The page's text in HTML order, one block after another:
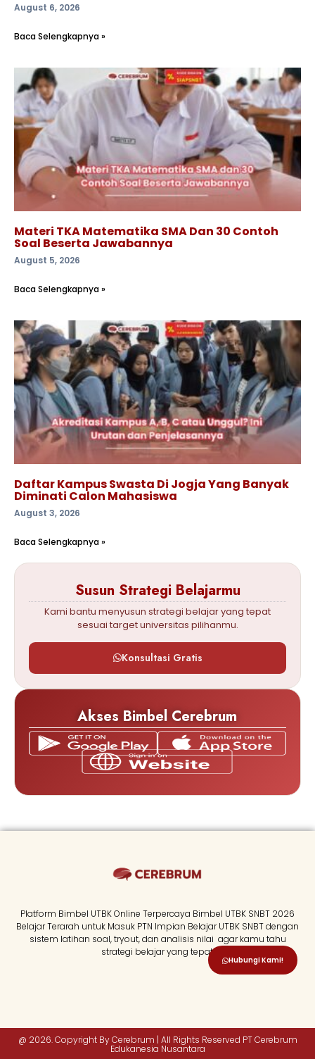
August 6, 2026
Baca Selengkapnya »
Materi TKA Matematika SMA Dan 30 Contoh
Soal Beserta Jawabannya
August 5, 2026
Baca Selengkapnya »
Daftar Kampus Swasta Di Jogja Yang Banyak
Diminati Calon Mahasiswa
August 3, 2026
Baca Selengkapnya »
Susun Strategi Belajarmu
Kami bantu menyusun strategi belajar yang tepat
sesuai target universitas pilihanmu.
Konsultasi Gratis
Akses Bimbel Cerebrum
Platform Bimbel UTBK Online Terpercaya Bimbel UTBK SNBT 2026
Belajar Terarah untuk Masuk PTN Impian Belajar UTBK SNBT dengan
sistem latihan soal, tryout, dan analisis nilai agar kamu tahu
strategi belajar yang tepat.
@ 2026. Copyright By Cerebrum | All Rights Reserved PT Cerebrum
Edukanesia Nusantara​
Hubungi Kami!